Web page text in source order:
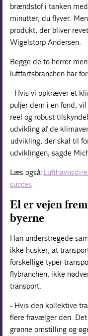
brændstof i tanken
minutter, du flyver.
produkt, der bliver
Wigelstorp Andersen.
Begge de to herrer
luftfartsbranchen har
- Hvis vi opkræver et
puljer dem i en fond,
reel og robust
udvikling af de
udvikling, der skal til
udviklingen, sagde
Læs også:
succes
El er vejen
byerne
Han understregede
ikke husker, at
forskellige typer
flybranchen, ikke
transport.
- Hvis den kollektive
flere fravælger den.
grønne omstilling og